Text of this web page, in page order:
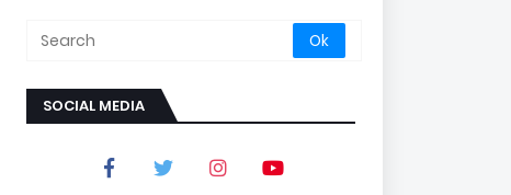
SOCIAL MEDIA